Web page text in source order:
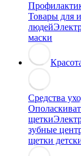
Товары для
людей
маски
Средства
щетки
зубные
щетки